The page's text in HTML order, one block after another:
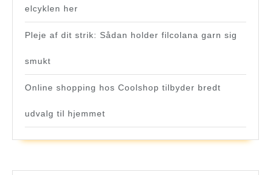
elcyklen her
Pleje af dit strik: Sådan holder filcolana garn sig
smukt
Online shopping hos Coolshop tilbyder bredt
udvalg til hjemmet